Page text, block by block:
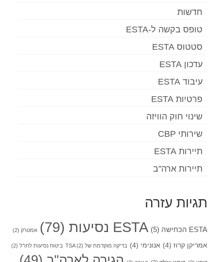
חדשות
טופס בקשה ל-ESTA
סטטוס ESTA
עדכון ESTA
עיבוד ESTA
פרטיות ESTA
שינוי חוק הוויזה
שירותי CBP
תיירות ESTA
תיירות ארה"ב
תגיות עזרה
ESTA הכחישה (5) ESTA נסיעות (79) אמטרק (2)
אמריקן קרוז (4) אנונימי (4) בדיקה מוקדמת של TSA (2) ביטוח נסיעות לחו"ל (2)